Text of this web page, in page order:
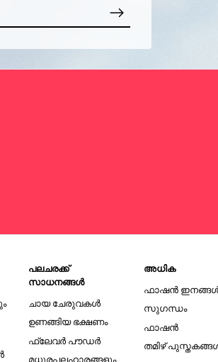
പലചരക്ക്
സാധനങ്ങൾ
ചായ ചേരുവകൾ
ഉണങ്ങിയ ഭക്ഷണം
ഫ്ലേവർ പൗഡർ
മധുരപലഹാരങ്ങളും
അധിക
ഫാഷൻ
സുഗന്ധം
ഫാഷൻ
തമിഴ്